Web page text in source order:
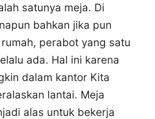
satunya meja. Di
bahkan jika pun
perabot yang satu
ada. Hal ini karena
dalam kantor Kita
lantai. Meja
alas untuk bekerja